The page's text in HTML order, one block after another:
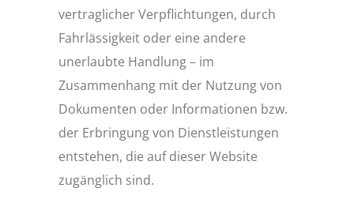
vertraglicher Verpflichtungen, durch
Fahrlässigkeit oder eine andere
unerlaubte Handlung – im
Zusammenhang mit der Nutzung von
Dokumenten oder Informationen bzw.
der Erbringung von Dienstleistungen
entstehen, die auf dieser Website
zugänglich sind.